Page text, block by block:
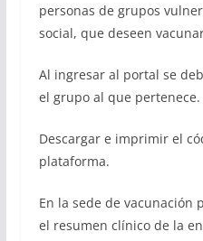
personas de grupos
social, que deseen
Al ingresar al portal se
el grupo al que pertenece.
Descargar e imprimir el
plataforma.
En la sede de vacunación
el resumen clínico de la